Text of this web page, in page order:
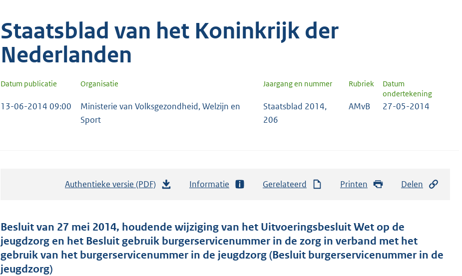
Staatsblad van het Koninkrijk der
Nederlanden
Datum publicatie Organisatie Jaargang en nummer Rubriek
Datum
ondertekening
13-06-2014 09:00
Ministerie van Volksgezondheid, Welzijn en
Sport
Staatsblad 2014,
206
AMvB 27-05-2014
Authentieke versie (PDF)
t
a
n
Informatie Gerelateerd Printen Delen
Besluit van 27 mei 2014, houdende wijziging van het Uitvoeringsbesluit Wet op de
jeugdzorg en het Besluit gebruik burgerservicenummer in de zorg in verband met het
gebruik van het burgerservicenummer in de jeugdzorg (Besluit burgerservicenummer in de
jeugdzorg)